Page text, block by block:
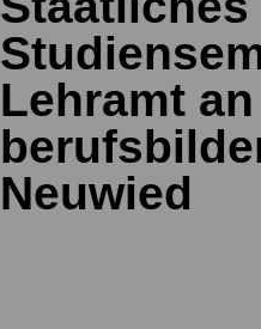
Lehramt an
Neuwied